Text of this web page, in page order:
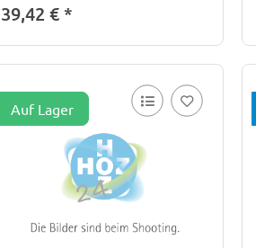
39,42 €*
Auf Lager